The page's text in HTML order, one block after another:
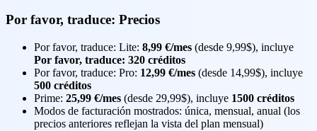
Por favor, traduce: Precios
Por favor, traduce: Lite: 8,99 €/mes (desde 9,99$), incluye
Por favor, traduce: 320 créditos
Por favor, traduce: Pro: 12,99 €/mes (desde 14,99$), incluye
500 créditos
Prime: 25,99 €/mes (desde 29,99$), incluye 1500 créditos
Modos de facturación mostrados: única, mensual, anual (los
precios anteriores reflejan la vista del plan mensual)